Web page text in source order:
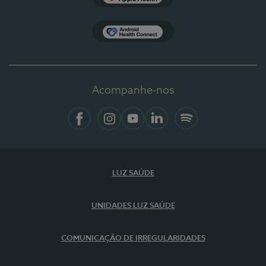
Acompanhe-nos
LUZ SAÚDE
UNIDADES LUZ SAÚDE
COMUNICAÇÃO DE IRREGULARIDADES